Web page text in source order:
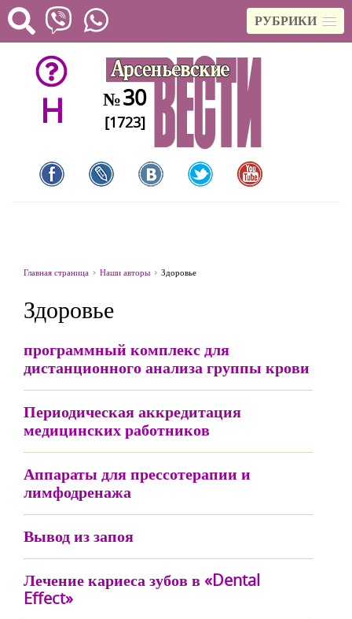
РУБРИКИ
H №30
[1723]
Главная страница Наши авторы Здоровье
Здоровье
программный комплекс для
дистанционного анализа группы крови
Периодическая аккредитация
медицинских работников
Аппараты для прессотерапии и
лимфодренажа
Вывод из запоя
Лечение кариеса зубов в «Dental
Effect»